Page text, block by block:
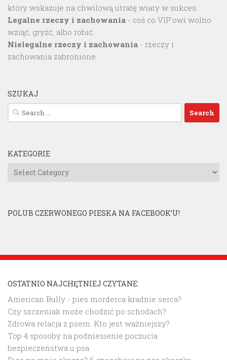
który wskazuje na chwilową utratę wiary w sukces.
Legalne rzeczy i zachowania - coś co VIP'owi wolno
wziąć, gryźć, albo robić.
Nielegalne rzeczy i zachowania - rzeczy i
zachowania zabronione.
SZUKAJ
Search
for:
KATEGORIE
Kategorie
POLUB CZERWONEGO PIESKA NA FACEBOOK’U!
OSTATNIO NAJCHĘTNIEJ CZYTANE:
American Bully - pies morderca kradnie serca?
Czy szczeniak może chodzić po schodach?
Zdrowa relacja z psem. Kto jest ważniejszy?
Top 4 sposoby na podniesienie poczucia
bezpieczeństwa u psa.